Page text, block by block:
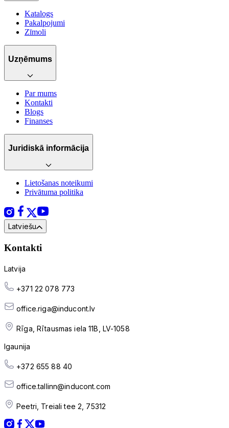
Katalogs
Pakalpojumi
Zīmoli
Uzņēmums
Par mums
Kontakti
Blogs
Finanses
Juridiskā informācija
Lietošanas noteikumi
Privātuma politika
Latviešu
Kontakti
Latvija
+371 22 078 773
office.riga@inducont.lv
Rīga, Rītausmas iela 11B, LV-1058
Igaunija
+372 655 88 40
office.tallinn@inducont.com
Peetri, Treiali tee 2, 75312